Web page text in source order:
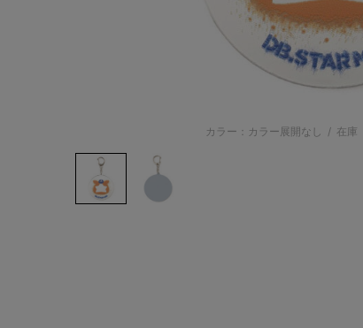
カラー：カラー展開なし / 在庫